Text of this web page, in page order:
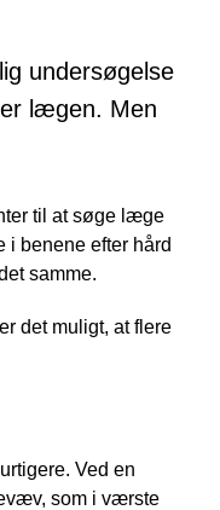
undersøgelse
lægen. Men
til at søge læge
i benene efter hård
samme.
det muligt, at flere
Ved en
som i værste